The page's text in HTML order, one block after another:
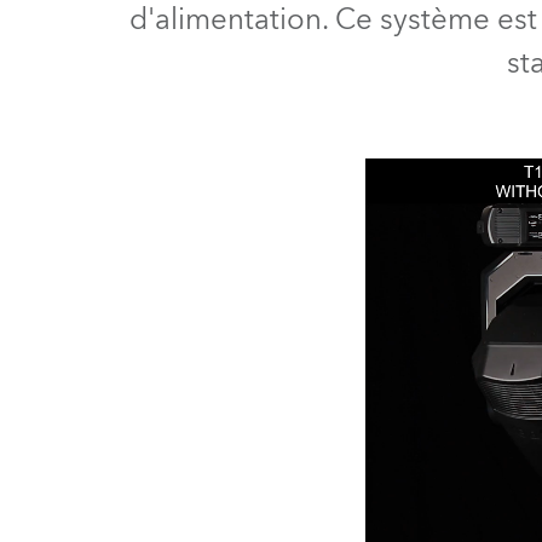
ProMotion
Robe
d'alimentation. Ce système